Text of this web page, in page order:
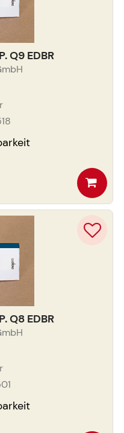
Q9 EDBR
Q8 EDBR